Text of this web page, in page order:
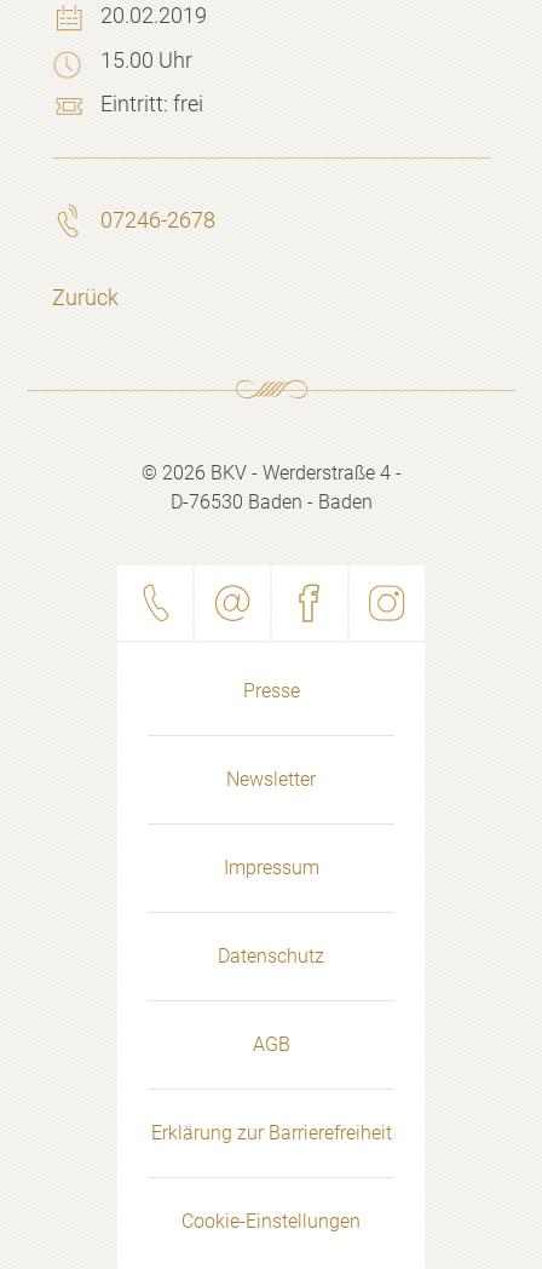
20.02.2019
15.00 Uhr
Eintritt: frei
07246-2678
Zurück
© 2026 BKV - Werderstraße 4 -
D-76530 Baden - Baden
Presse
Newsletter
Impressum
Datenschutz
AGB
Erklärung zur Barrierefreiheit
Cookie-Einstellungen